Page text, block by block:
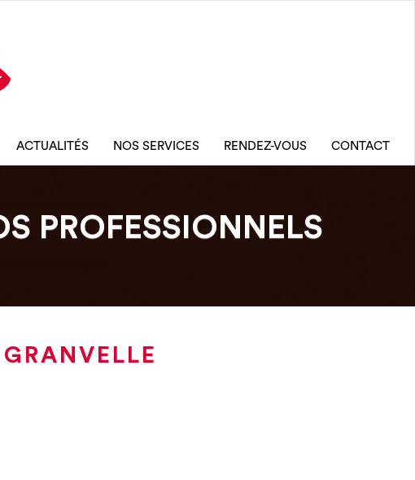
ACTUALITÉS NOS SERVICES RENDEZ-VOUS CONTACT
PROFESSIONNELS